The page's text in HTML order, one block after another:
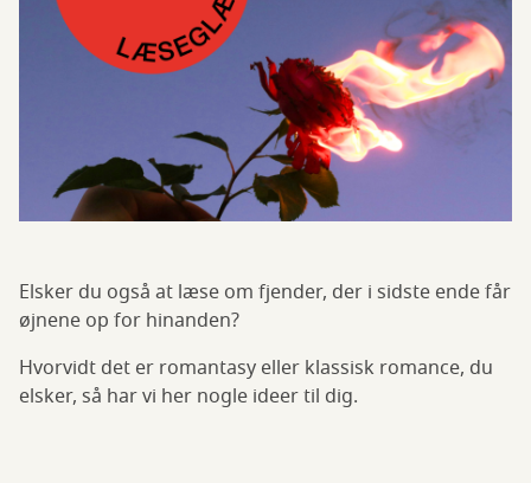
Elsker du også at læse om fjender, der i sidste ende får
øjnene op for hinanden?
Hvorvidt det er romantasy eller klassisk romance, du
elsker, så har vi her nogle ideer til dig.